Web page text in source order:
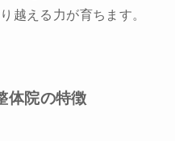
越える力が育ちます。
体院の特徴